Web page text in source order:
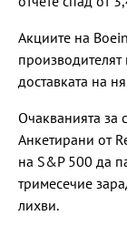
Акциите на
доставката на
Очакванията за
Анкетирани от
на S&P 500 да
тримесечие
лихви.